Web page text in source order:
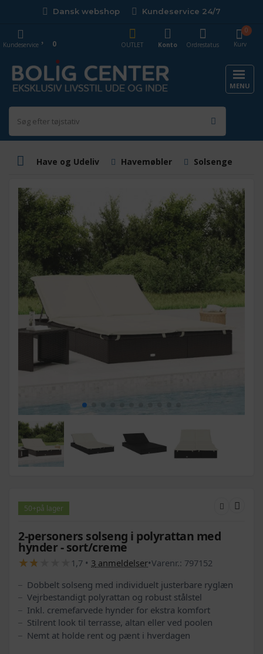
Dansk webshop Kundeservice 24/7
Kurv
0
OUTLET
Konto Ordrestatus
Kundeservice 0
MENU
Have og Udeliv Havemøbler Solsenge
50+på lager
2-personers solseng i polyrattan med
hynder - sort/creme
★
★★
★ 1,7 • 3 anmeldelser•Varenr.: 797152
Dobbelt solseng med individuelt justerbare ryglæn
Vejrbestandigt polyrattan og robust stålstel
Inkl. cremefarvede hynder for ekstra komfort
Stilrent look til terrasse, altan eller ved poolen
Nemt at holde rent og pænt i hverdagen